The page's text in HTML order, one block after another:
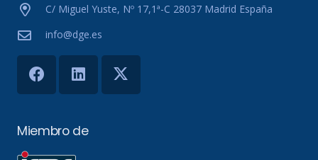
C/ Miguel Yuste, Nº 17,1ª-C 28037 Madrid España
info@dge.es
Miembro de